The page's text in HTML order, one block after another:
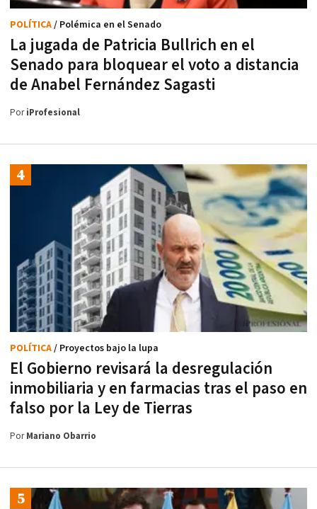
La jugada de Patricia Bullrich en el
Senado para bloquear el voto a distancia
de Anabel Fernández Sagasti
POLÍTICA/ Polémica en el Senado
PoriProfesional
El Gobierno revisará la desregulación
inmobiliaria y en farmacias tras el paso en
falso por la Ley de Tierras
POLÍTICA/ Proyectos bajo la lupa
PorMariano Obarrio